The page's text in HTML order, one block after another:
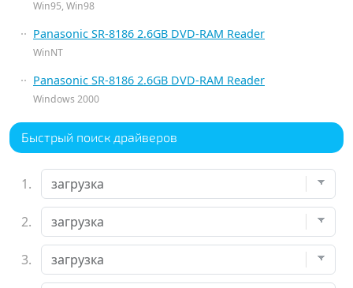
Win95, Win98
Panasonic SR-8186 2.6GB DVD-RAM Reader
WinNT
Panasonic SR-8186 2.6GB DVD-RAM Reader
Windows 2000
Быстрый поиск драйверов
1.
2.
3.